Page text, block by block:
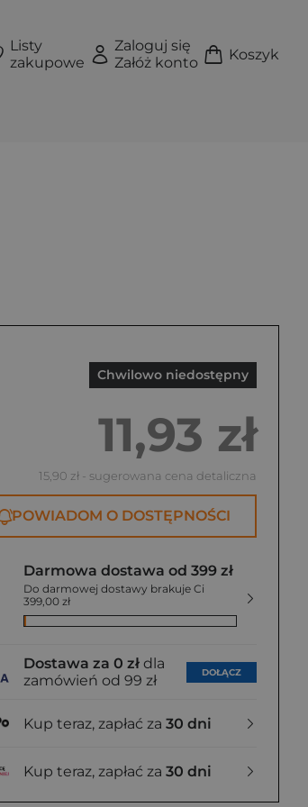
Listy
zakupowe
Zaloguj się
Załóż konto
Koszyk
Chwilowo niedostępny
11,93 zł
15,90 zł - sugerowana cena detaliczna
POWIADOM O DOSTĘPNOŚCI
Darmowa dostawa od 399 zł
Do darmowej dostawy brakuje Ci
399,00 zł
Dostawa za 0 zł dla
zamówień od 99 zł
DOŁĄCZ
Kup teraz, zapłać za 30 dni
Kup teraz, zapłać za 30 dni